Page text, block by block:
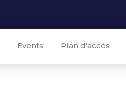
Events Plan d’accès